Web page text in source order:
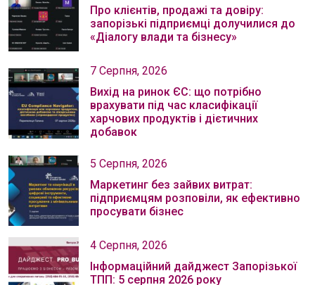
Про клієнтів, продажі та довіру:
запорізькі підприємці долучилися до
«Діалогу влади та бізнесу»
7 Серпня, 2026
Вихід на ринок ЄС: що потрібно
врахувати під час класифікації
харчових продуктів і дієтичних
добавок
5 Серпня, 2026
Маркетинг без зайвих витрат:
підприємцям розповіли, як ефективно
просувати бізнес
4 Серпня, 2026
Інформаційний дайджест Запорізької
ТПП: 5 серпня 2026 року